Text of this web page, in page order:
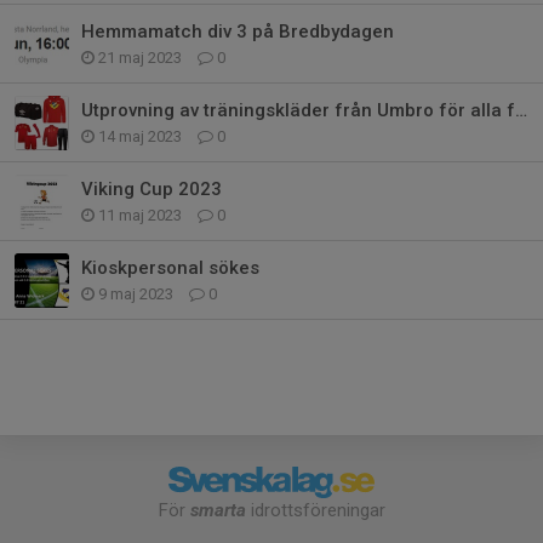
Hemmamatch div 3 på Bredbydagen
21 maj 2023 0
Utprovning av träningskläder från Umbro för alla föreningens medlemmar!
14 maj 2023 0
Viking Cup 2023
11 maj 2023 0
Kioskpersonal sökes
9 maj 2023 0
För smarta idrottsföreningar